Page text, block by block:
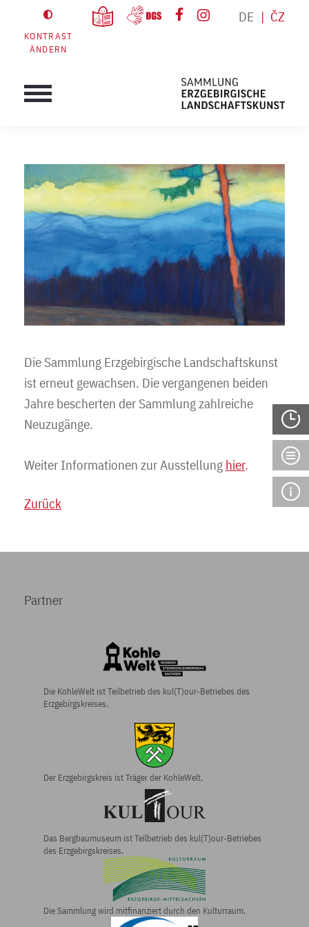
KONTRAST
ÄNDERN
DE ČZ
Die Sammlung Erzgebirgische Landschaftskunst
ist erneut gewachsen. Die vergangenen beiden
Jahre bescherten der Sammlung zahlreiche
Neuzugänge.
Weiter Informationen zur Ausstellung hier.
Zurück
Partner
Die KohleWelt ist Teilbetrieb des kul(T)our-Betriebes des
Erzgebirgskreises.
Der Erzgebirgs­kreis ist Träger der KohleWelt.
Das Bergbau­museum ist Teilbetrieb des kul(T)our-Betriebes
des Erzgebirgs­kreises.
Die Sammlung wird mitfinanziert durch den Kulturraum.